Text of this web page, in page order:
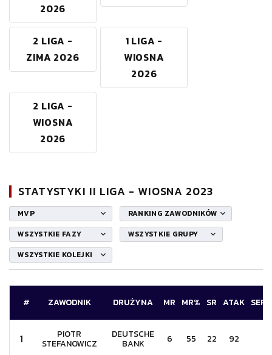
2026
2 LIGA -
ZIMA 2026
1 LIGA -
WIOSNA
2026
2 LIGA -
WIOSNA
2026
STATYSTYKI II LIGA - WIOSNA 2023
MVP
RANKING ZAWODNIKÓW
WSZYSTKIE FAZY
WSZYSTKIE GRUPY
WSZYSTKIE KOLEJKI
# ZAWODNIK DRUŻYNA MR MR% SR ATAK
1 PIOTR
STEFANOWICZ
DEUTSCHE
BANK 6 55 22 92